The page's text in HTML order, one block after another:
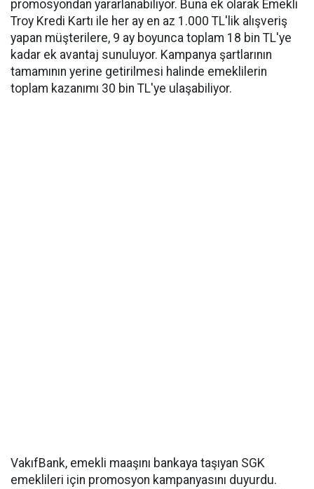
promosyondan yararlanabiliyor. Buna ek olarak Emekli
Troy Kredi Kartı ile her ay en az 1.000 TL'lik alışveriş
yapan müşterilere, 9 ay boyunca toplam 18 bin TL'ye
kadar ek avantaj sunuluyor. Kampanya şartlarının
tamamının yerine getirilmesi halinde emeklilerin
toplam kazanımı 30 bin TL'ye ulaşabiliyor.
VakıfBank, emekli maaşını bankaya taşıyan SGK
emeklileri için promosyon kampanyasını duyurdu.